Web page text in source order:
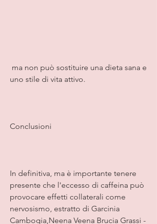
uno stile di vita attivo.
Conclusioni
In definitiva, ma è importante tenere
presente che l'eccesso di caffeina può
provocare effetti collaterali come
nervosismo, estratto di Garcinia
Cambogia,Neena Veena Brucia Grassi -